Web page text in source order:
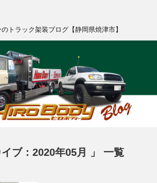
トラック架装ブログ【静岡県焼津市】
イブ：2020年05月 」 一覧